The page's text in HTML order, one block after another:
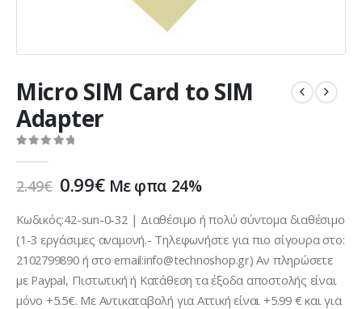
Micro SIM Card to SIM
Adapter
2.49€ Original
was:
2.49€.
0.99€Η
τρέχουσα
τιμή
είναι:
0.99€.
Με φπα 24%
Κωδικός:42-sun-0-32 | Διαθέσιμο ή πολύ σύντομα διαθέσιμο
(1-3 εργάσιμες αναμονή.- Τηλεφωνήστε για πιο σίγουρα στο:
2102799890 ή στο email:info@technoshop.gr) Αν πληρώσετε
με Paypal, Πιστωτική ή Κατάθεση τα έξοδα αποστολής είναι
μόνο +5.5€. Με Αντικαταβολή για Αττική είναι +5.99 € και για